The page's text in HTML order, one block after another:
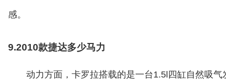
感。
9.2010款捷达多少马力
动力方面，卡罗拉搭载的是一台1.5l四缸自然吸